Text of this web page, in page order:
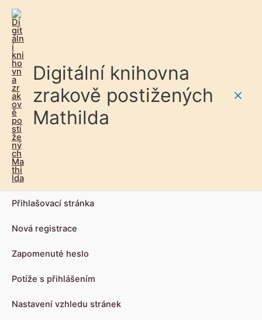
Digitální knihovna
zrakově postižených
Mathilda
Přihlašovací stránka
Nová registrace
Zapomenuté heslo
Potíže s přihlášením
Nastavení vzhledu stránek